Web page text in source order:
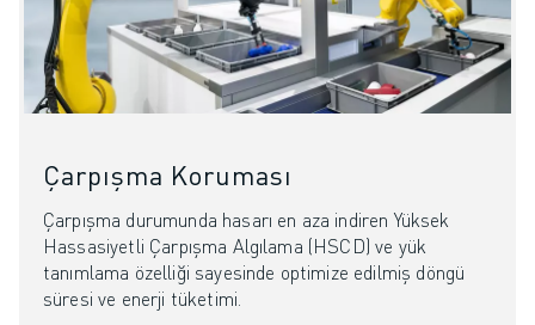
Çarpışma Koruması
Çarpışma durumunda hasarı en aza indiren Yüksek
Hassasiyetli Çarpışma Algılama (HSCD) ve yük
tanımlama özelliği sayesinde optimize edilmiş döngü
süresi ve enerji tüketimi.